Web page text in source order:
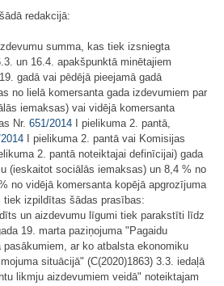
redakcijā:
summa, kas tiek izsniegta
un 16.4. apakšpunktā minētajiem
gadā vai pēdējā pieejamā gadā
no lielā komersanta gada izdevumiem par
iemaksas) vai vidējā komersanta
Nr. 651/2014 I pielikuma 2. pantā,
I pielikuma 2. pantā vai Komisijas
2. pantā noteiktajai definīcijai) gada
(ieskaitot sociālās iemaksas) un 8,4 % no
no vidējā komersanta kopējā apgrozījuma
tiek izpildītas šādas prasības:
un aizdevumu līgumi tiek parakstīti līdz
19. marta paziņojuma "Pagaidu
ar ko atbalsta ekonomiku
situācijā" (C(2020)1863) 3.3. iedaļā
likmju aizdevumiem veidā" noteiktajam